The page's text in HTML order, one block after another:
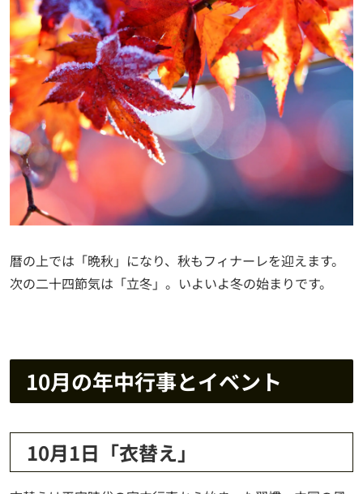
暦の上では「晩秋」になり、秋もフィナーレを迎えます。
次の二十四節気は「立冬」。いよいよ冬の始まりです。
10月の年中行事とイベント
10月1日「衣替え」